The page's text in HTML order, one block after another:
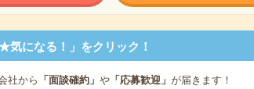
気になる！」をクリック！
社から 「面談確約」 や「応募歓迎」 が届きます！